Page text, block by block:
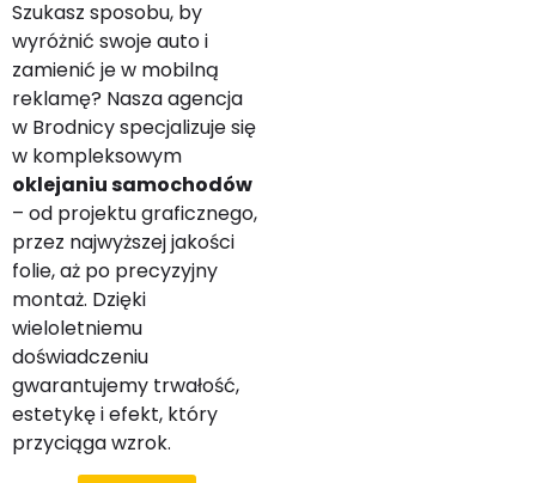
Szukasz sposobu, by
wyróżnić swoje auto i
zamienić je w mobilną
reklamę? Nasza agencja
w Brodnicy specjalizuje się
w kompleksowym
oklejaniu samochodów
– od projektu graficznego,
przez najwyższej jakości
folie, aż po precyzyjny
montaż. Dzięki
wieloletniemu
doświadczeniu
gwarantujemy trwałość,
estetykę i efekt, który
przyciąga wzrok.